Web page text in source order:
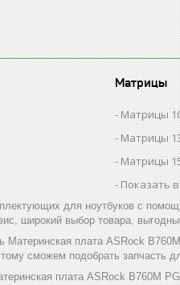
Матрицы
Матрицы
Матрицы
Матрицы
Показать
для ноутбуков с
широкий выбор товара,
Материнская плата ASRock
сможем подобрать запчасть
плата ASRock B760M